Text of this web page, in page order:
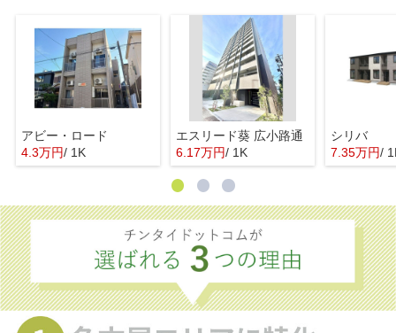
アビー・ロード
4.3万円/ 1K
エスリード葵 広小路通
6.17万円/ 1K
シリバ
7.35万円/